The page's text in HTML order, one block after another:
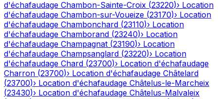
d'échafaudage Chambon-Sainte-Croix (23220)› Location
d'échafaudage Chambon-sur-Voueize (23170)› Location
d'échafaudage Chambonchard (23110)› Location
d'échafaudage Chamborand (23240)› Location
d'échafaudage Champagnat (23190)› Location
d'échafaudage Champsanglard (23220)› Location
d'échafaudage Chard (23700)› Location d'échafaudage
Charron (23700)› Location d'échafaudage Châtelard
(23700)› Location d'échafaudage Châtelus-le-Marcheix
(23430)› Location d'échafaudage Châtelus-Malvaleix